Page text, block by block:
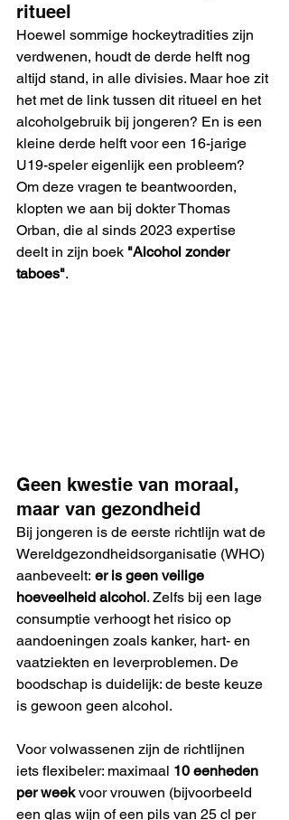
ritueel
Hoewel sommige hockeytradities zijn
verdwenen, houdt de derde helft nog
altijd stand, in alle divisies. Maar hoe zit
het met de link tussen dit ritueel en het
alcoholgebruik bij jongeren? En is een
kleine derde helft voor een 16-jarige
U19-speler eigenlijk een probleem?
Om deze vragen te beantwoorden,
klopten we aan bij dokter Thomas
Orban, die al sinds 2023 expertise
deelt in zijn boek "Alcohol zonder
taboes".
Geen kwestie van moraal,
maar van gezondheid
Bij jongeren is de eerste richtlijn wat de
Wereldgezondheidsorganisatie (WHO)
aanbeveelt: er is geen veilige
hoeveelheid alcohol. Zelfs bij een lage
consumptie verhoogt het risico op
aandoeningen zoals kanker, hart- en
vaatziekten en leverproblemen. De
boodschap is duidelijk: de beste keuze
is gewoon geen alcohol.
Voor volwassenen zijn de richtlijnen
iets flexibeler: maximaal 10 eenheden
per week voor vrouwen (bijvoorbeeld
een glas wijn of een pils van 25 cl per